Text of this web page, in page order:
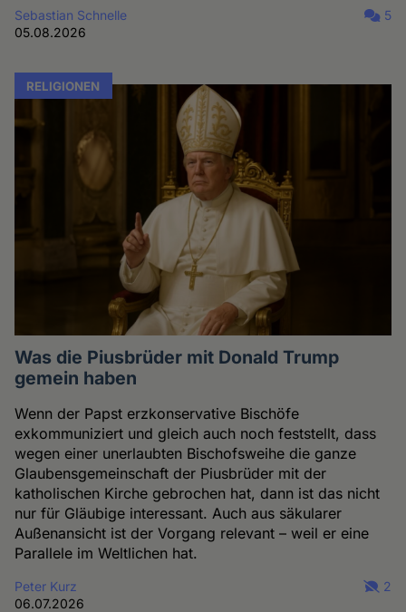
Sebastian Schnelle
05.08.2026
5
RELIGIONEN
Was die Piusbrüder mit Donald Trump
gemein haben
Wenn der Papst erzkonservative Bischöfe
exkommuniziert und gleich auch noch feststellt, dass
wegen einer unerlaubten Bischofsweihe die ganze
Glaubensgemeinschaft der Piusbrüder mit der
katholischen Kirche gebrochen hat, dann ist das nicht
nur für Gläubige interessant. Auch aus säkularer
Außenansicht ist der Vorgang relevant – weil er eine
Parallele im Weltlichen hat.
Peter Kurz
06.07.2026
2